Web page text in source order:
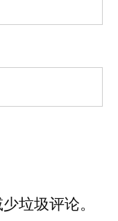
垃圾评论。